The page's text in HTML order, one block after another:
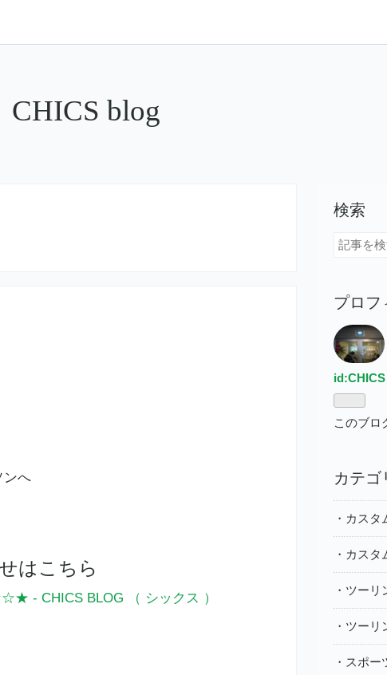
CHICS blog
はこちら
- CHICS BLOG （ シックス ）
検索
プロフ
id:CHICS
このブロ
カテゴ
・カスタ
・カスタ
・ツー
・ツーリ
・スポー